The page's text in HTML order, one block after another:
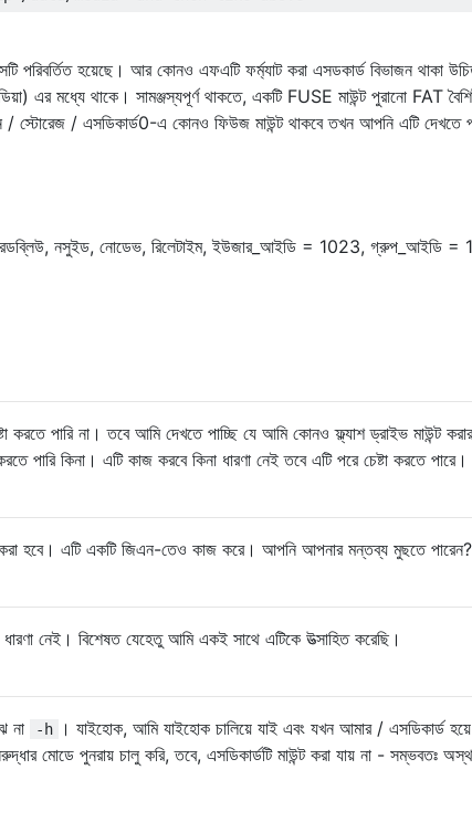
পরিবর্তিত হয়েছে। আর কোনও এফএটি ফর্ম্যাট করা এসডকার্ড বিভাজন থাকা
এর মধ্যে থাকে। সামঞ্জস্যপূর্ণ থাকতে, একটি FUSE মাউন্ট পুরানো FAT
স্টোরেজ / এসডিকার্ড0-এ কোনও ফিউজ মাউন্ট থাকবে তখন আপনি এটি দেখতে
নসুইড, নোডেভ, রিলেটাইম, ইউজার_আইডি = 1023, গ্রুপ_আইডি =
করতে পারি না। তবে আমি দেখতে পাচ্ছি যে আমি কোনও ফ্ল্যাশ ড্রাইভ মাউন্ট
পারি কিনা। এটি কাজ করবে কিনা ধারণা নেই তবে এটি পরে চেষ্টা করতে পারে।
হবে। এটি একটি জিএন-তেও কাজ করে। আপনি আপনার মন্তব্য মুছতে পারেন?
নেই। বিশেষত যেহেতু আমি একই সাথে এটিকে উত্সাহিত করেছি।
না -h
। যাইহোক, আমি যাইহোক চালিয়ে যাই এবং যখন আমার / এসডিকার্ড
মোডে পুনরায় চালু করি, তবে, এসডিকার্ডটি মাউন্ট করা যায় না - সম্ভবতঃ